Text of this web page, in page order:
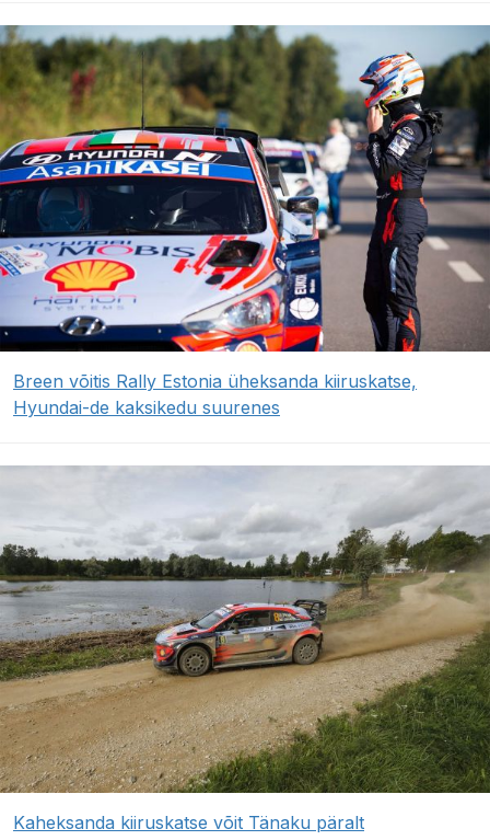
Breen võitis Rally Estonia üheksanda kiiruskatse,
Hyundai-de kaksikedu suurenes
Kaheksanda kiiruskatse võit Tänaku päralt